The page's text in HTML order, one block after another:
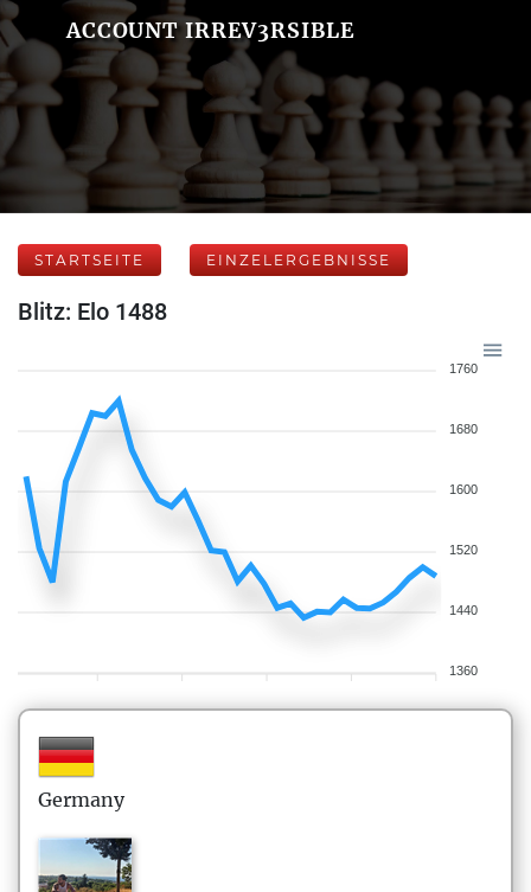
ACCOUNT IRREV3RSIBLE
STARTSEITE EINZELERGEBNISSE
Blitz: Elo 1488
1760
1680
1600
1520
1440
1360
Germany